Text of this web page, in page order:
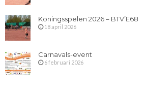
Koningsspelen 2026 – BTV’E68
18 april 2026
Carnavals-event
6 februari 2026